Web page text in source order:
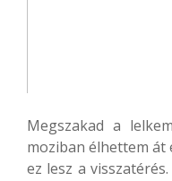
Megszakad a
moziban élhettem át
ez lesz a